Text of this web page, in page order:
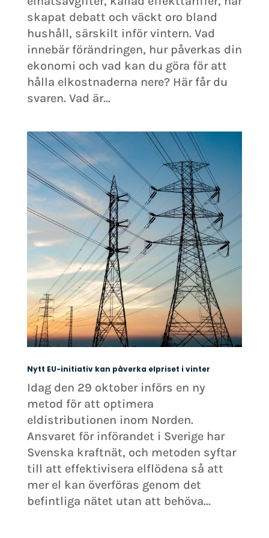
skapat debatt och väckt oro bland
hushåll, särskilt inför vintern. Vad
innebär förändringen, hur påverkas din
ekonomi och vad kan du göra för att
hålla elkostnaderna nere? Här får du
svaren. Vad är...
Nytt EU-initiativ kan påverka elpriset i vinter
Idag den 29 oktober införs en ny
metod för att optimera
eldistributionen inom Norden.
Ansvaret för införandet i Sverige har
Svenska kraftnät, och metoden syftar
till att effektivisera elflödena så att
mer el kan överföras genom det
befintliga nätet utan att behöva...